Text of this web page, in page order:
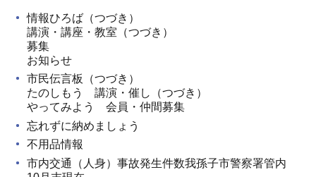
情報ひろば（つづき）
講演・講座・教室（つづき）
募集
お知らせ
市民伝言板（つづき）
たのしもう 講演・催し（つづき）
やってみよう 会員・仲間募集
忘れずに納めましょう
不用品情報
市内交通（人身）事故発生件数我孫子市警察署管内